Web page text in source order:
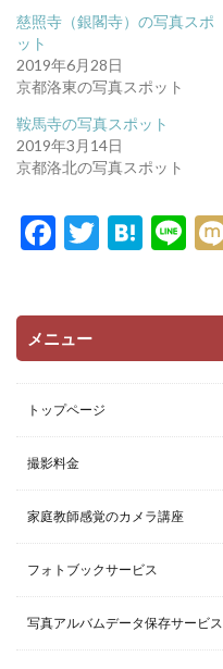
i
t
r
で
共
(
新
し
い
ウ
ド
で
で
共
る
に
は
リ
ッ
ク
し
て
さ
い
(
ウ
で
す
慈照寺（銀閣寺）の写真スポ
ット
2019年6月28日
京都洛東の写真スポット
鞍馬寺の写真スポット
2019年3月14日
京都洛北の写真スポット
F
b
o
o
k
T
H
a
Li
メニュー
トップページ
撮影料金
家庭教師感覚のカメラ講座
フォトブックサービス
写真アルバムデータ保存サービス